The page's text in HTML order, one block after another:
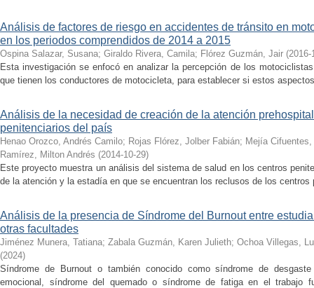
Análisis de factores de riesgo en accidentes de tránsito en
en los periodos comprendidos de 2014 a 2015
Ospina Salazar, Susana; Giraldo Rivera, Camila; Flórez Guzmán, Jair (2016-
Esta investigación se enfocó en analizar la percepción de los
que tienen los conductores de motocicleta, para establecer si estos
Análisis de la necesidad de creación de la atención
penitenciarios del país
Henao Orozco, Andrés Camilo; Rojas Flórez, Jolber Fabián; Mejía
Ramírez, Milton Andrés (2014-10-29)
Este proyecto muestra un análisis del sistema de salud en los centros
de la atención y la estadía en que se encuentran los reclusos de los
Análisis de la presencia de Síndrome del Burnout entre
otras facultades
Jiménez Munera, Tatiana; Zabala Guzmán, Karen Julieth; Ochoa Villegas,
(2024)
Síndrome de Burnout o también conocido como síndrome de
emocional, síndrome del quemado o síndrome de fatiga en el trabajo